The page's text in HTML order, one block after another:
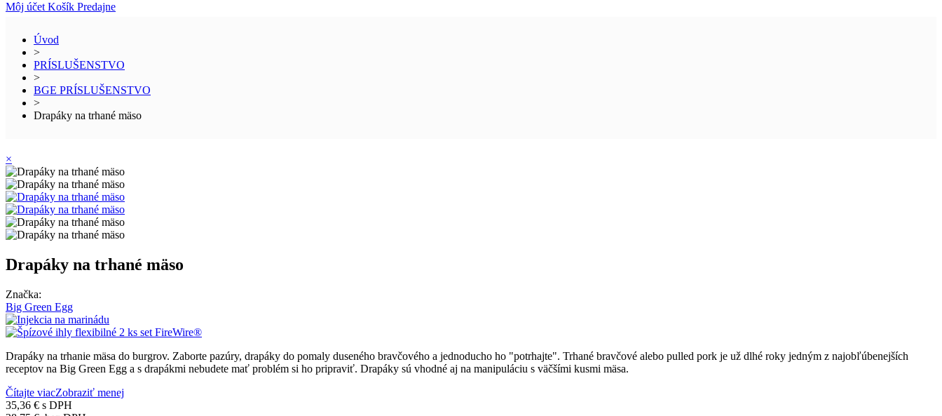
Môj účet Košík Predajne
Úvod
>
PRÍSLUŠENSTVO
>
BGE PRÍSLUŠENSTVO
>
Drapáky na trhané mäso
×
Drapáky na trhané mäso
Značka:
Big Green Egg
Drapáky na trhanie mäsa do burgrov. Zaborte pazúry, drapáky do pomaly duseného bravčového a jednoducho ho "potrhajte". Trhané bravčové alebo pulled pork je už dlhé roky jedným z najobľúbenejších
receptov na Big Green Egg a s drapákmi nebudete mať problém si ho pripraviť. Drapáky sú vhodné aj na manipuláciu s väčšími kusmi mäsa.
Čítajte viacZobraziť menej
35,36 € s DPH